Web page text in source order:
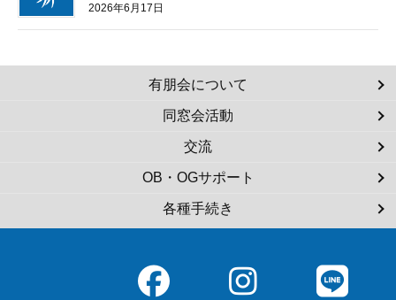
2026年6月17日
有朋会について
同窓会活動
交流
OB・OGサポート
各種手続き